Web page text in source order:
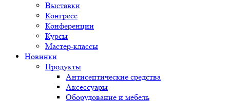
Выставки
Конгресс
Конференции
Курсы
Мастер-классы
Новинки
Продукты
Антисептические средства
Аксессуары
Оборудование и мебель